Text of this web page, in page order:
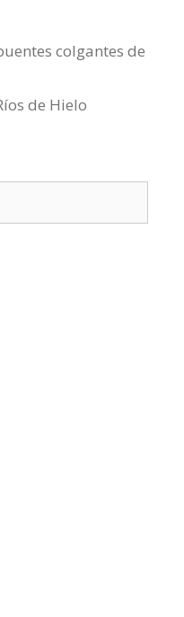
colgantes de
de Hielo